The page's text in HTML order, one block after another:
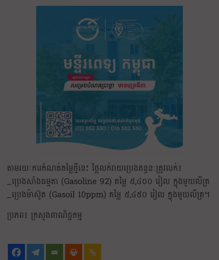
តាមរយៈការកំណត់តម្លៃថ្មីនេះ ថ្លៃលក់រាយប្រេងឥន្ធនៈត្រូវលក់៖
_ប្រេងសាំងធម្មតា (Gasoline 92) តម្លៃ ៥,៤០០ រៀល ក្នុងមួយលីត្រ
_ប្រេងម៉ាស៊ូត (Gasoil 10ppm) តម្លៃ ៥,៤៥០ រៀល ក្នុងមួយលីត្រ។
ប្រភព៖ ក្រសួងពាណិជ្ជកម្ម